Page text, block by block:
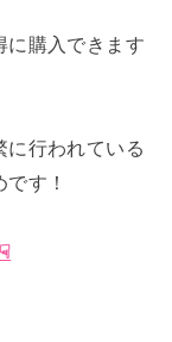
に購入できます
に行われている
す！